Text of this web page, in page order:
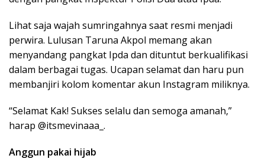
Lihat saja wajah sumringahnya saat resmi menjadi
perwira. Lulusan Taruna Akpol memang akan
menyandang pangkat Ipda dan dituntut berkualifikasi
dalam berbagai tugas. Ucapan selamat dan haru pun
membanjiri kolom komentar akun Instagram miliknya.
“Selamat Kak! Sukses selalu dan semoga amanah,”
harap @itsmevinaaa_.
Anggun pakai hijab